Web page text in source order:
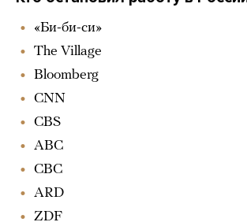
«Би-би-си»
The Village
Bloomberg
CNN
CBS
ABC
СВС
ARD
ZDF